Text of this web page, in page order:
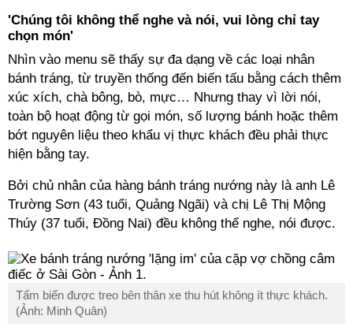
'Chúng tôi không thể nghe và nói, vui lòng chỉ tay
chọn món'
Nhìn vào menu sẽ thấy sự đa dạng về các loại nhân
bánh tráng, từ truyền thống đến biến tấu bằng cách thêm
xúc xích, chà bông, bò, mực… Nhưng thay vì lời nói,
toàn bộ hoạt động từ gọi món, số lượng bánh hoặc thêm
bớt nguyên liệu theo khẩu vị thực khách đều phải thực
hiện bằng tay.
Bởi chủ nhân của hàng bánh tráng nướng này là anh Lê
Trường Sơn (43 tuổi, Quảng Ngãi) và chị Lê Thị Mộng
Thúy (37 tuổi, Đồng Nai) đều không thể nghe, nói được.
Tấm biển được treo bên thân xe thu hút không ít thực khách.
(Ảnh: Minh Quân)